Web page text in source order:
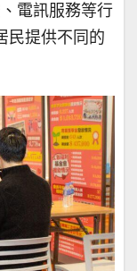
電訊服務等行
民提供不同的